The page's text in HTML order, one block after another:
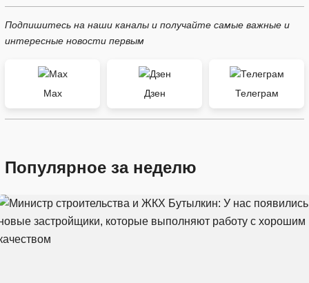
Подпишитесь на наши каналы и получайте самые важные и
интересные новости первым
Max Дзен Телеграм
Популярное за неделю